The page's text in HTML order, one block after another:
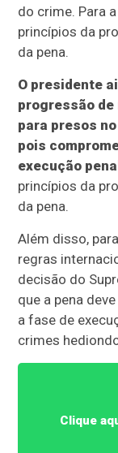
do crime. Para
princípios da
da pena.
O presidente
progressão
para presos
pois
execução
princípios da
da pena.
Além disso,
regras
decisão do
que a pena
a fase de
crimes
Clique